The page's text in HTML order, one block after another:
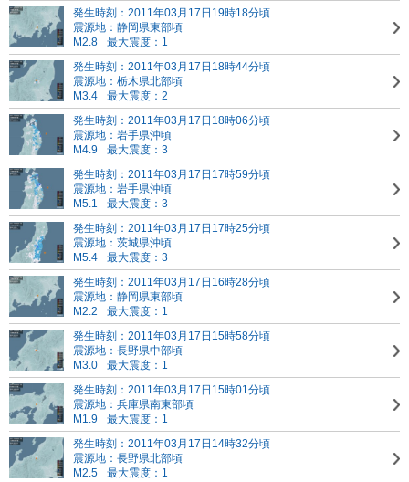
発生時刻：2011年03月17日19時18分頃
震源地：静岡県東部頃
M2.8
最大震度：1
発生時刻：2011年03月17日18時44分頃
震源地：栃木県北部頃
M3.4
最大震度：2
発生時刻：2011年03月17日18時06分頃
震源地：岩手県沖頃
M4.9
最大震度：3
発生時刻：2011年03月17日17時59分頃
震源地：岩手県沖頃
M5.1
最大震度：3
発生時刻：2011年03月17日17時25分頃
震源地：茨城県沖頃
M5.4
最大震度：3
発生時刻：2011年03月17日16時28分頃
震源地：静岡県東部頃
M2.2
最大震度：1
発生時刻：2011年03月17日15時58分頃
震源地：長野県中部頃
M3.0
最大震度：1
発生時刻：2011年03月17日15時01分頃
震源地：兵庫県南東部頃
M1.9
最大震度：1
発生時刻：2011年03月17日14時32分頃
震源地：長野県北部頃
M2.5
最大震度：1